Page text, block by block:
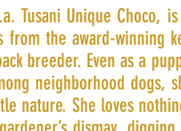
Tusani Unique
from the award-winning
breeder. Even as a
neighborhood
nature. She loves